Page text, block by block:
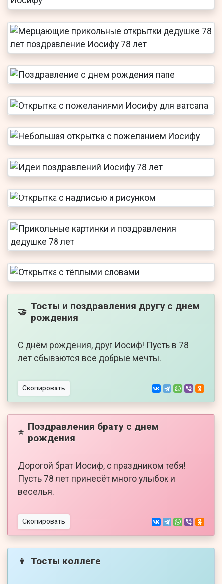
🤝 Тосты и поздравления другу с днем
рождения
С днём рождения, друг Иосиф! Пусть в 78
лет сбываются все добрые мечты.
Скопировать
⭐ Поздравления брату с днем
рождения
Дорогой брат Иосиф, с праздником тебя!
Пусть 78 лет принесёт много улыбок и
веселья.
Скопировать
👦 Тосты коллеге